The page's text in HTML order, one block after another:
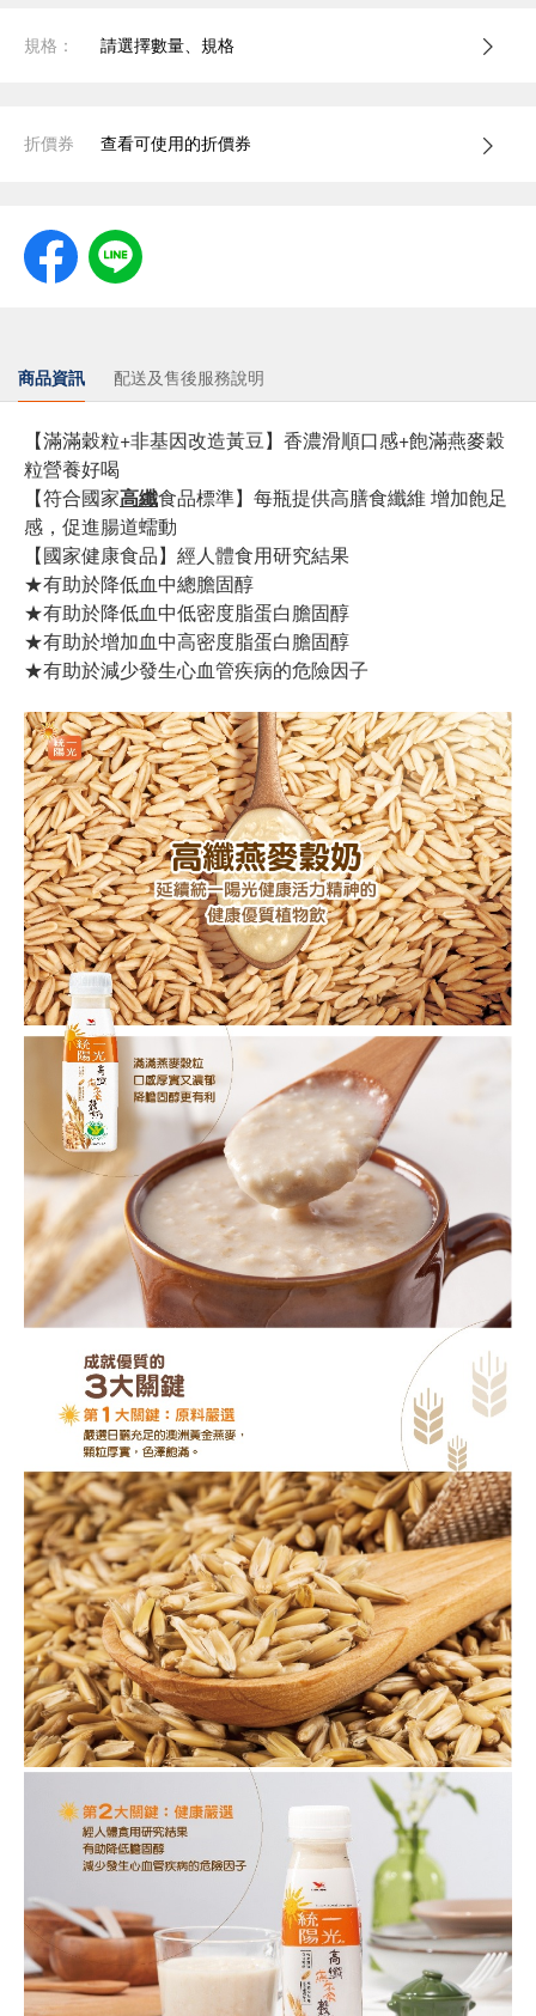
規格： 請選擇數量、規格
折價券 查看可使用的折價券
商品資訊 配送及售後服務說明
【滿滿穀粒+非基因改造黃豆】香濃滑順口感+飽滿燕麥穀
粒營養好喝
【符合國家高纖食品標準】每瓶提供高膳食纖維 增加飽足
感，促進腸道蠕動
【國家健康食品】經人體食用研究結果
★有助於降低血中總膽固醇
★有助於降低血中低密度脂蛋白膽固醇
★有助於增加血中高密度脂蛋白膽固醇
★有助於減少發生心血管疾病的危險因子